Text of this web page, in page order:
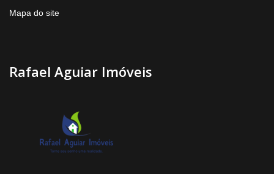
Mapa do site
Rafael Aguiar Imóveis